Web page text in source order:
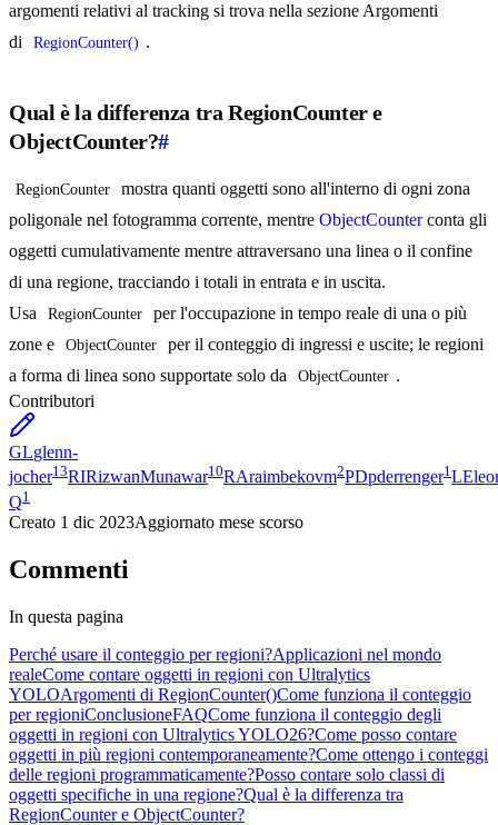
argomenti relativi al tracking si trova nella sezione Argomenti
di
RegionCounter() .
Qual è la differenza tra RegionCounter e
ObjectCounter?#
RegionCounter
mostra quanti oggetti sono all'interno di ogni zona
poligonale nel fotogramma corrente, mentre ObjectCounterconta gli
oggetti cumulativamente mentre attraversano una linea o il confine
di una regione, tracciando i totali in entrata e in uscita.
Usa
RegionCounter
per l'occupazione in tempo reale di una o più
zone e
ObjectCounter
per il conteggio di ingressi e uscite; le regioni
a forma di linea sono supportate solo da
ObjectCounter .
Contributori
GLglenn-
jocher13RIRizwanMunawar10RAraimbekovm2PDpderrenger1LE
Q1
Creato 1 dic 2023Aggiornato mese scorso
Commenti
In questa pagina
Perché usare il conteggio per regioni?Applicazioni nel mondo
realeCome contare oggetti in regioni con Ultralytics
YOLOArgomenti di RegionCounter()Come funziona il conteggio
per regioniConclusioneFAQCome funziona il conteggio degli
oggetti in regioni con Ultralytics YOLO26?Come posso contare
oggetti in più regioni contemporaneamente?Come ottengo i conteggi
delle regioni programmaticamente?Posso contare solo classi di
oggetti specifiche in una regione?Qual è la differenza tra
RegionCounter e ObjectCounter?